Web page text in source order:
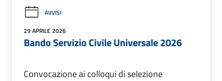
AVVISI
29 APRILE 2026
Bando Servizio Civile Universale 2026
Convocazione ai colloqui di selezione